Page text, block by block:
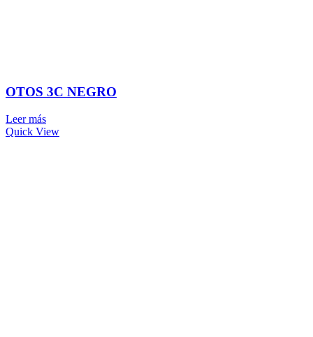
OTOS 3C NEGRO
Leer más
Quick View